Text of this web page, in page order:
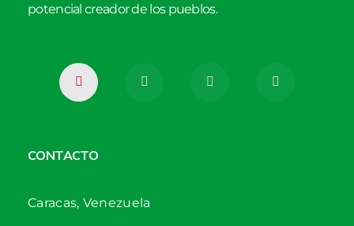
potencial creador de los pueblos.
CONTACTO
Caracas, Venezuela